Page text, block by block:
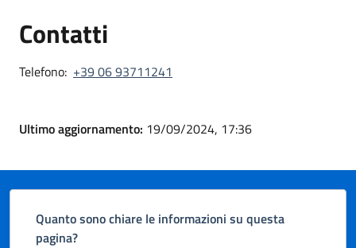
Contatti
Telefono: +39 06 93711241
Ultimo aggiornamento: 19/09/2024, 17:36
Quanto sono chiare le informazioni su questa
pagina?